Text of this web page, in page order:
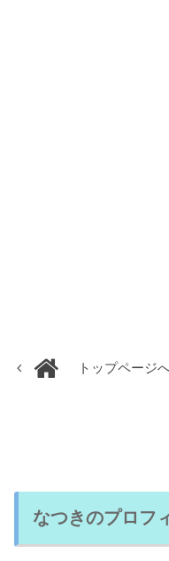
トップページ
なつきのプロフ